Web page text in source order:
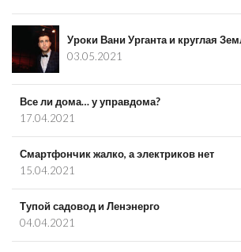
Уроки Вани Урганта и круглая
03.05.2021
Все ли дома… у управдома?
17.04.2021
Смартфончик жалко, а электриков нет
15.04.2021
Тупой садовод и Ленэнерго
04.04.2021